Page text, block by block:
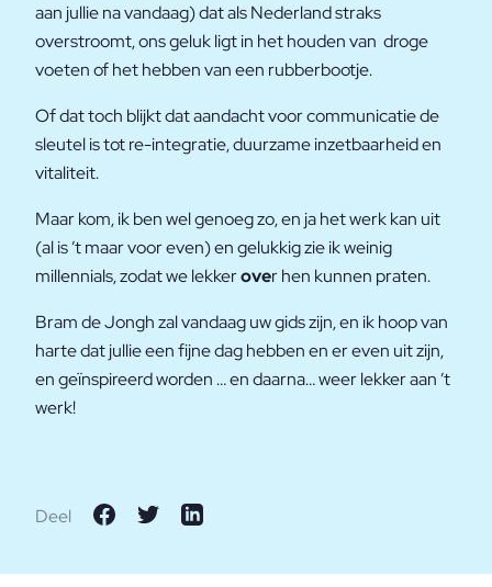
aan jullie na vandaag) dat als Nederland straks
overstroomt, ons geluk ligt in het houden van droge
voeten of het hebben van een rubberbootje.
Of dat toch blijkt dat aandacht voor communicatie de
sleutel is tot re-integratie, duurzame inzetbaarheid en
vitaliteit.
Maar kom, ik ben wel genoeg zo, en ja het werk kan uit
(al is ’t maar voor even) en gelukkig zie ik weinig
millennials, zodat we lekkerover hen kunnen praten.
Bram de Jongh zal vandaag uw gids zijn, en ik hoop van
harte dat jullie een fijne dag hebben en er even uit zijn,
en geïnspireerd worden … en daarna… weer lekker aan ’t
werk!
Deel